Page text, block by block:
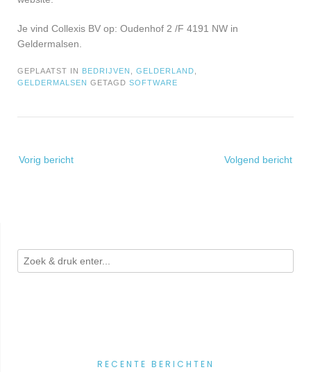
Je vind Collexis BV op: Oudenhof 2 /F 4191 NW in
Geldermalsen.
GEPLAATST IN BEDRIJVEN GELDERLAND
GELDERMALSEN GETAGD SOFTWARE
navigatie
Vorig bericht Volgend bericht
RECENTE BERICHTEN